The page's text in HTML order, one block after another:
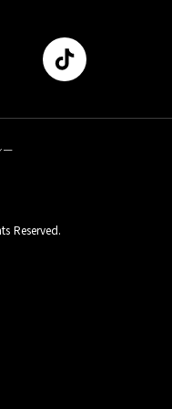
Reserved.